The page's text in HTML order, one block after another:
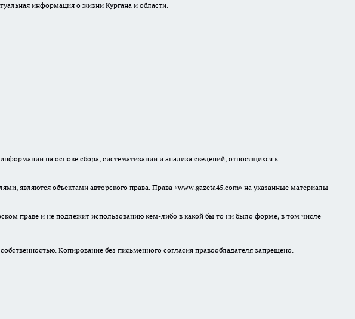
информация о жизни Кургана и области.
на основе сбора, систематизации и анализа сведений, относящихся к
являются объектами авторского права. Права «www.gazeta45.com» на указанные материалы
праве и не подлежит использованию кем-либо в какой бы то ни было форме, в том числе
Копирование без письменного согласия правообладателя запрещено.